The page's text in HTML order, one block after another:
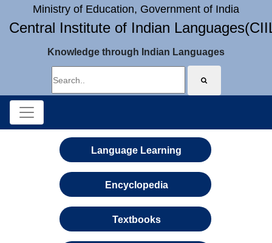
Ministry of Education, Government of India
Central Institute of Indian
Knowledge through Indian Languages
Language Learning
Encyclopedia
Textbooks